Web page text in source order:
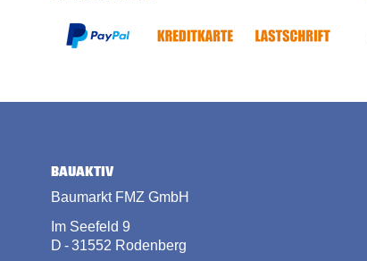
BAUAKTIV
Baumarkt FMZ GmbH
Im Seefeld 9
D - 31552 Rodenberg